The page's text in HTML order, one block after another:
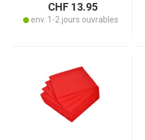
CHF 13.95
env. 1-2 jours ouvrables